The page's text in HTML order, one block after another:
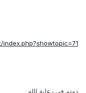
index.php?showtopic=71
دمتم فى رعاية الله